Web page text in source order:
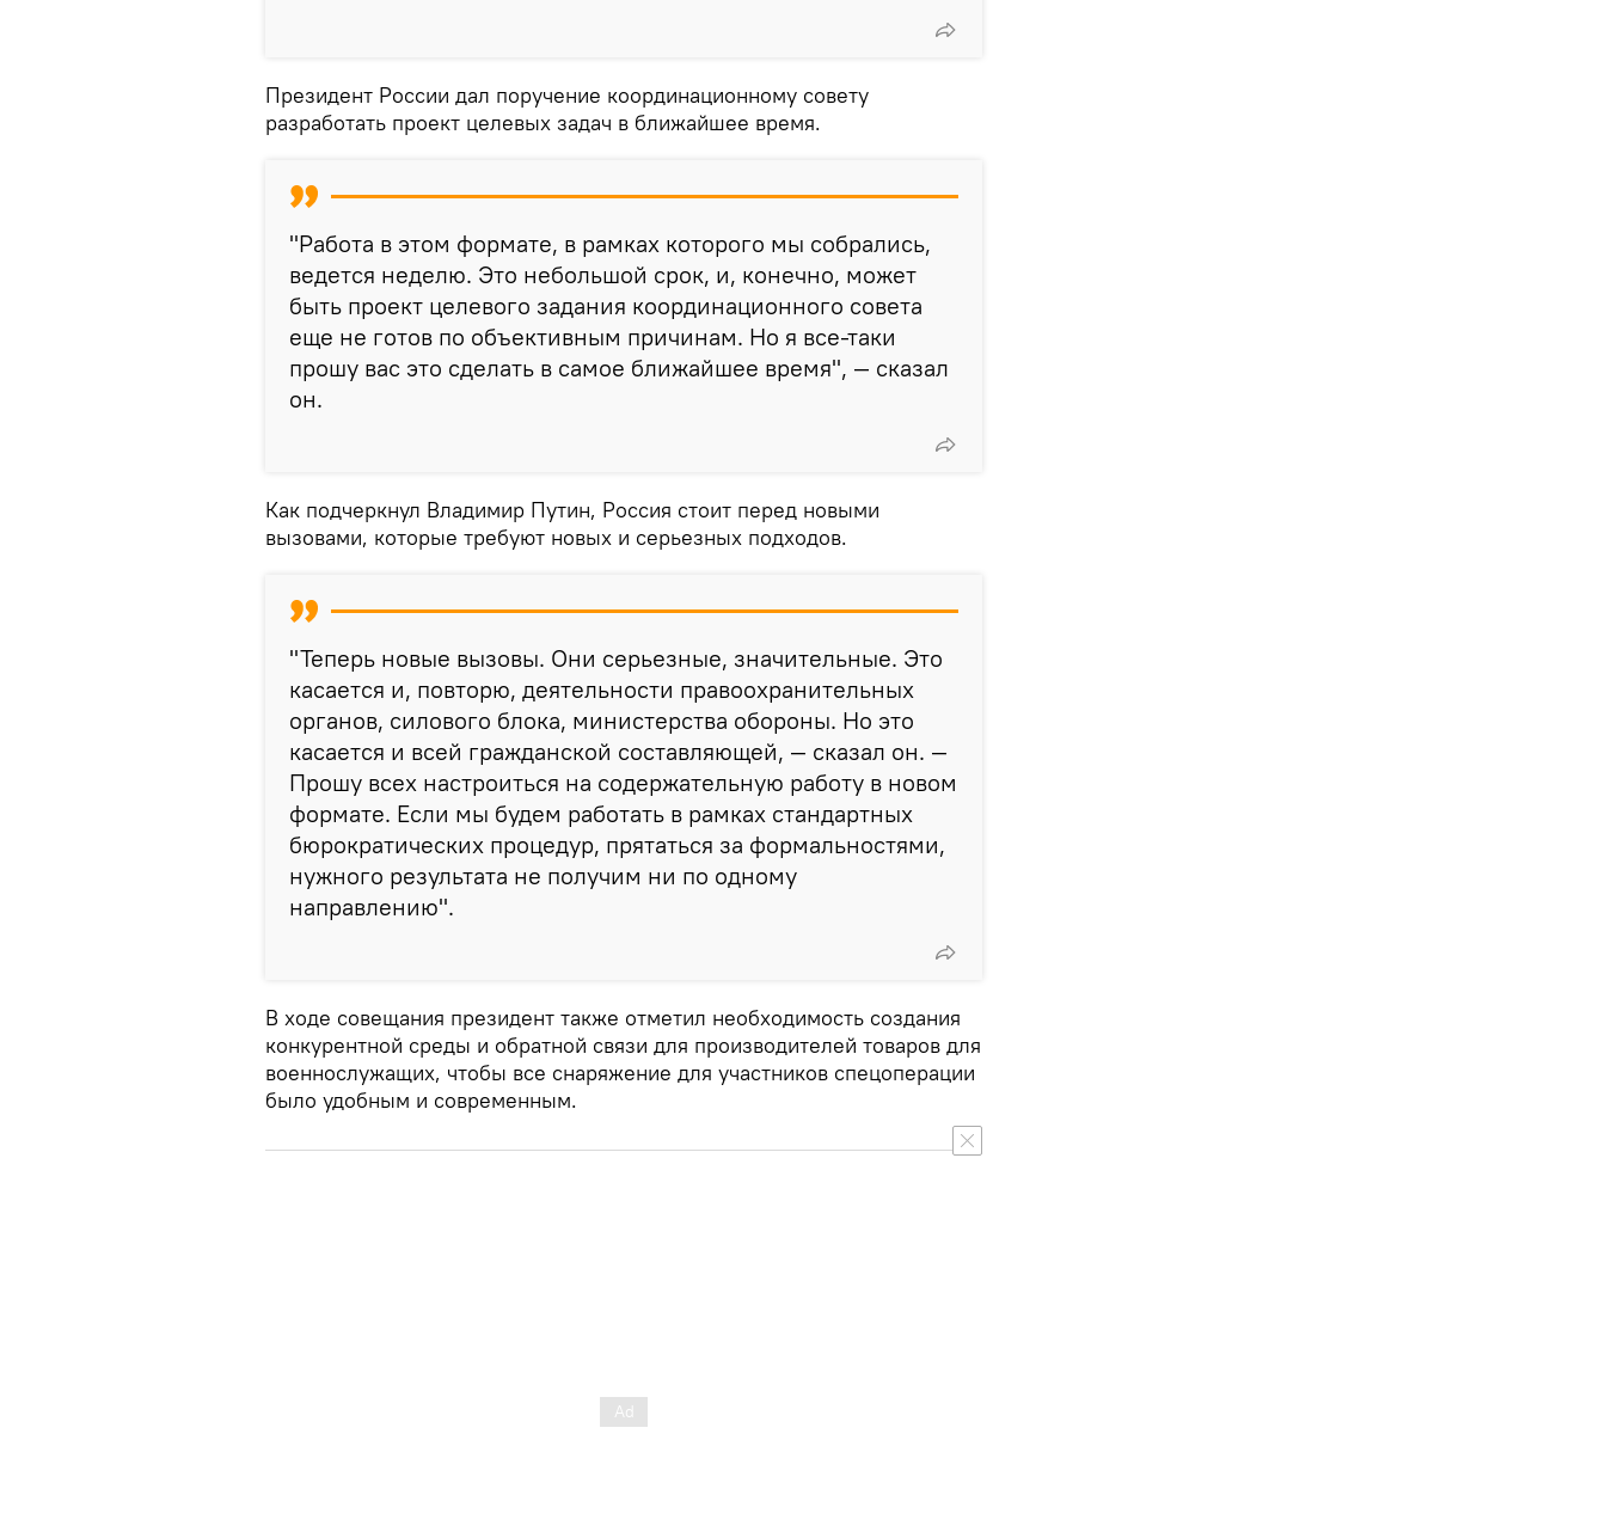
Президент России дал поручение координационному совету
разработать проект целевых задач в ближайшее время.
"Работа в этом формате, в рамках которого мы собрались,
ведется неделю. Это небольшой срок, и, конечно, может
быть проект целевого задания координационного совета
еще не готов по объективным причинам. Но я все-таки
прошу вас это сделать в самое ближайшее время", — сказал
он.
Как подчеркнул Владимир Путин, Россия стоит перед новыми
вызовами, которые требуют новых и серьезных подходов.
"Теперь новые вызовы. Они серьезные, значительные. Это
касается и, повторю, деятельности правоохранительных
органов, силового блока, министерства обороны. Но это
касается и всей гражданской составляющей, — сказал он. —
Прошу всех настроиться на содержательную работу в новом
формате. Если мы будем работать в рамках стандартных
бюрократических процедур, прятаться за формальностями,
нужного результата не получим ни по одному
направлению".
В ходе совещания президент также отметил необходимость создания
конкурентной среды и обратной связи для производителей товаров для
военнослужащих, чтобы все снаряжение для участников спецоперации
было удобным и современным.